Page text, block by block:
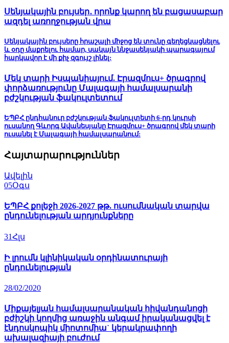
Սենյակային բույսեր․ որոնք կարող են բացասաբար
ազդել առողջության վրա
Սենյակային բույսերը հրաշալի միջոց են տունը գեղեցկացնելու
և օդը մաքրելու համար, սակայն ննջասենյակի պարագայում
հարկավոր է մի քիչ զգույշ լինել:
Մեկ տարի Իսպանիայում. Էրազմուս+ ծրագրով
փորձառությունը Մալագայի համալսարանի
բժշկության ֆակուլտետում
ԵՊԲՀ ընդհանուր բժշկության ֆակուլտետի 6-րդ կուրսի
ուսանող Գևորգ Ավանեսյանը Էրազմուս+ ծրագրով մեկ տարի
ուսանել է Մալագայի համալսարանում:
Հայտարարություններ
Ավելին
05Օգս
ԵՊԲՀ քոլեջի 2026-2027 թթ. ուսումնական տարվա
ընդունելության արդյունքները
31Հլս
Ի լրումն կլինիկական օրդինատուրայի
ընդունելության
28/02/2020
Միքայելյան համալսարանական հիվանդանոցի
բժիշկի կողմից առաջին անգամ իրականացվել է
էնդոսկոպիկ միոտոմիա` կերակրափողի
ախալազիայի բուժում